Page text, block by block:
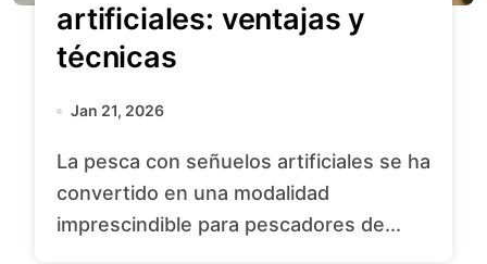
artificiales: ventajas y
técnicas
Jan 21, 2026
La pesca con señuelos artificiales se ha
convertido en una modalidad
imprescindible para pescadores de...